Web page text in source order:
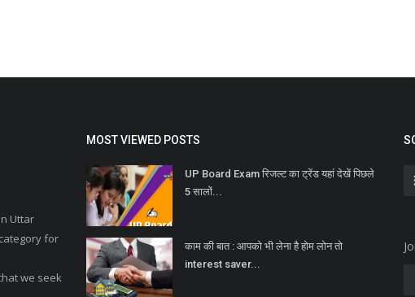
Uttar
for
we seek
MOST VIEWED POSTS
UP Board Exam रिजल्ट का ट्रेंड यहां देखें पिछले
5 सालों...
काम की बात : आपको भी लेना है होम लोन तो
interest saver...